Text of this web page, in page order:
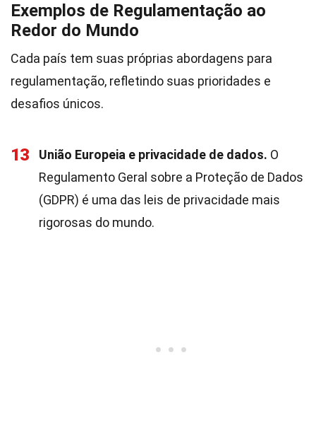
Exemplos de Regulamentação ao
Redor do Mundo
Cada país tem suas próprias abordagens para
regulamentação, refletindo suas prioridades e
desafios únicos.
13 União Europeia e privacidade de dados. O
Regulamento Geral sobre a Proteção de Dados
(GDPR) é uma das leis de privacidade mais
rigorosas do mundo.